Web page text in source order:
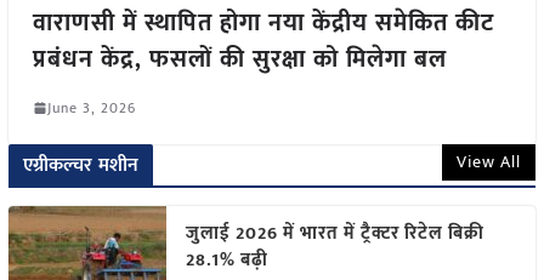
वाराणसी में स्थापित होगा नया केंद्रीय समेकित कीट
प्रबंधन केंद्र, फसलों की सुरक्षा को मिलेगा बल
June 3, 2026
एग्रीकल्चर मशीन View All
जुलाई 2026 में भारत में ट्रैक्टर रिटेल बिक्री
28.1% बढ़ी